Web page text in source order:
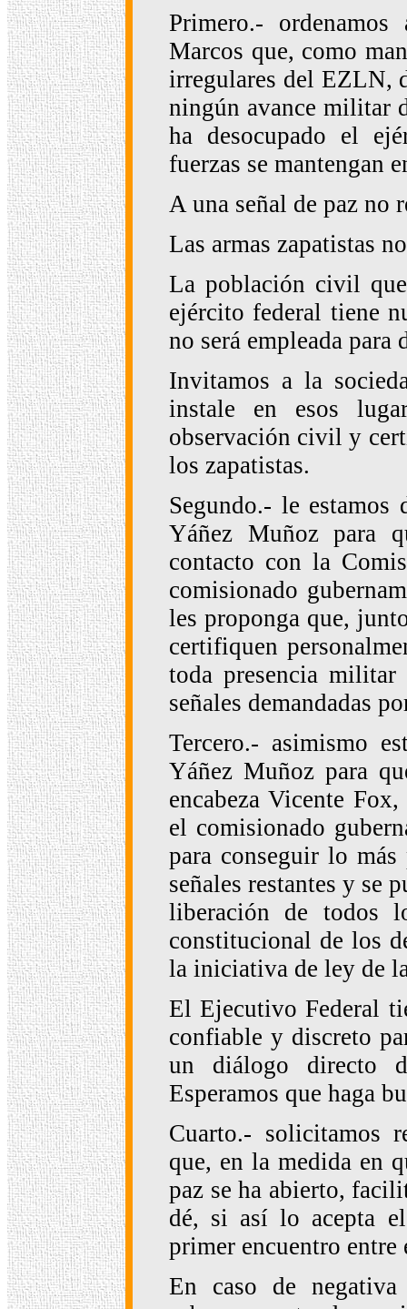
Primero.- ordenamos
Marcos que, como
irregulares del EZLN,
ningún avance militar
ha desocupado el
fuerzas se mantengan
A una señal de paz no
Las armas zapatistas
La población civil
ejército federal tiene
no será empleada
Invitamos a la
instale en esos
observación civil y
los zapatistas.
Segundo.- le estamos
Yáñez Muñoz para
contacto con la
comisionado
les proponga que,
certifiquen
toda presencia
señales demandadas
Tercero.- asimismo
Yáñez Muñoz para
encabeza Vicente
el comisionado
para conseguir lo
señales restantes y se
liberación de todos
constitucional de los
la iniciativa de ley de
El Ejecutivo Federal
confiable y discreto
un diálogo directo
Esperamos que haga
Cuarto.- solicitamos
que, en la medida en
paz se ha abierto,
dé, si así lo acepta el
primer encuentro
En caso de